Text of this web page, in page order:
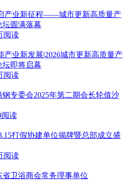
产业新征程——城市更新高质量产
坛圆满落幕
阅读
产业新发展|2026城市更新高质量产
坛即将启幕
阅读
专委会2025年第二期会长轮值沙
阅读
打假协建单位揭牌暨总部成立盛
阅读
卫浴商会常务理事单位